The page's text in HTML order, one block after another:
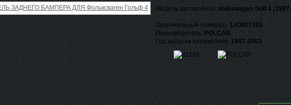
Модель автомобиля: Volkswagen Golf 4
Оригинальный номер(а): 1JO807305
Производитель: POLCAR
Год выпуска автомобиля: 1997-2003